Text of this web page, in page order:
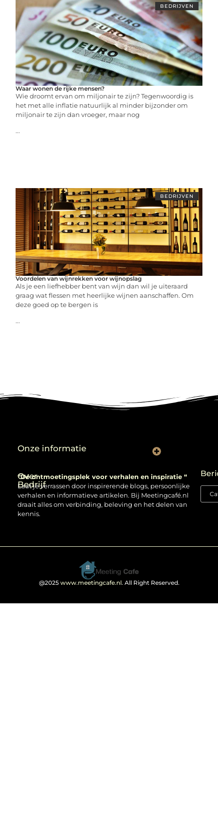
BEDRIJVEN
Waar wonen de rijke mensen?
Wie droomt ervan om miljonair te zijn? Tegenwoordig is
het met alle inflatie natuurlijk al minder bijzonder om
miljonair te zijn dan vroeger, maar nog
...
BEDRIJVEN
Voordelen van wijnrekken voor wijnopslag
Als je een liefhebber bent van wijn dan wil je uiteraard
graag wat flessen met heerlijke wijnen aanschaffen. Om
deze goed op te bergen is
...
Over
Bedrijf
“Dé ontmoetingsplek voor verhalen en inspiratie “
Laat je verrassen door inspirerende blogs, persoonlijke
verhalen en informatieve artikelen. Bij Meetingcafé.nl
draait alles om verbinding, beleving en het delen van
kennis.
Onze informatie
@2025 www.meetingcafe.nl. All Right Reserved.